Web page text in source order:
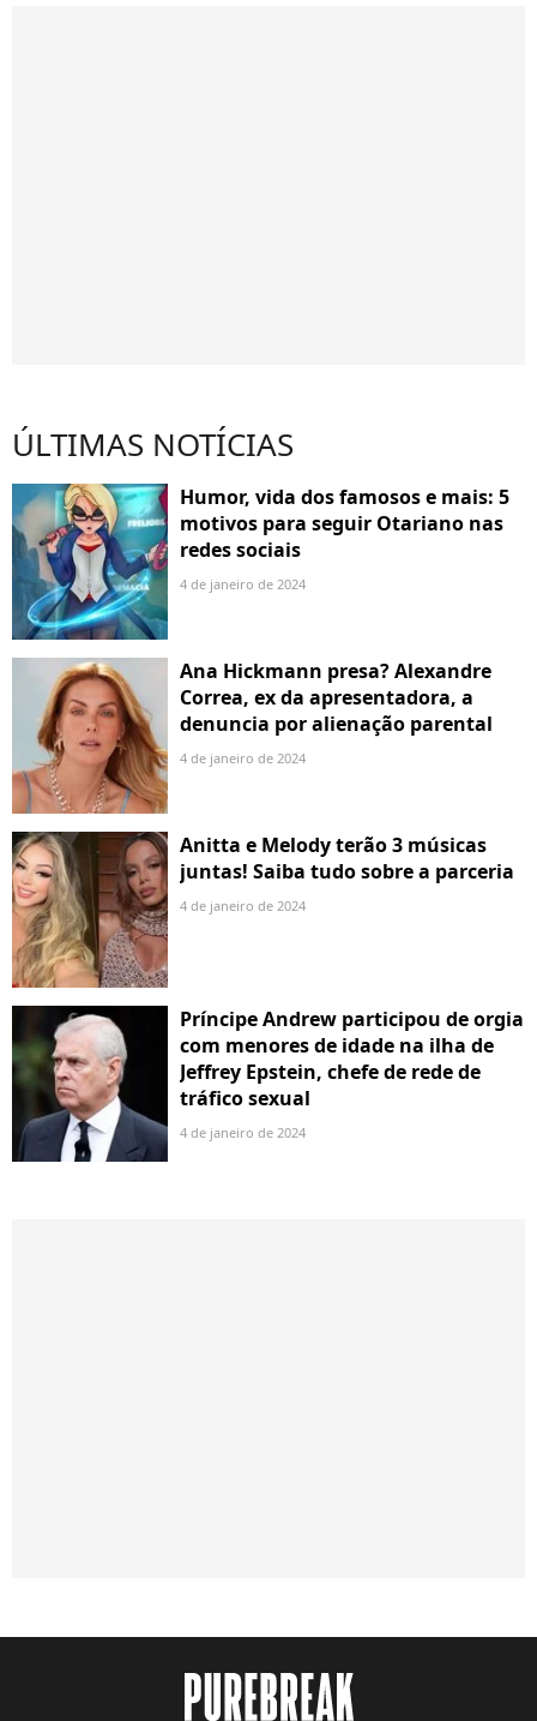
ÚLTIMAS NOTÍCIAS
Humor, vida dos famosos e mais: 5
motivos para seguir Otariano nas
redes sociais
4 de janeiro de 2024
Ana Hickmann presa? Alexandre
Correa, ex da apresentadora, a
denuncia por alienação parental
4 de janeiro de 2024
Anitta e Melody terão 3 músicas
juntas! Saiba tudo sobre a parceria
4 de janeiro de 2024
Príncipe Andrew participou de orgia
com menores de idade na ilha de
Jeffrey Epstein, chefe de rede de
tráfico sexual
4 de janeiro de 2024